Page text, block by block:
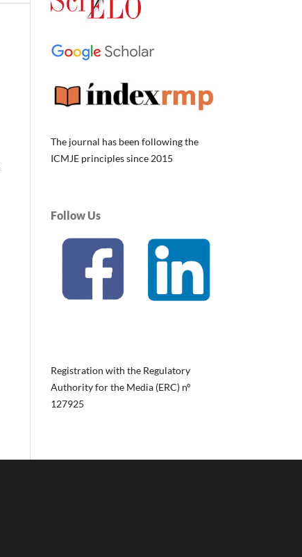
The journal has been following the
ICMJE principles since 2015
Follow Us
Registration with the Regulatory
Authority for the Media (ERC) nº
127925